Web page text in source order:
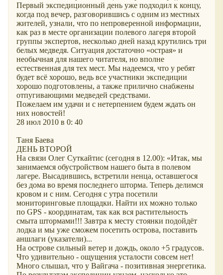
Первый экспедиционный день уже подходил к концу,
когда под вечер, разговорившись с одним из местных
жителей, узнали, что по непроверенной информации,
как раз в месте организации полевого лагеря второй
группы экспертов, несколько дней назад крутились три
белых медведя. Ситуация достаточно «острая» и
необычная для нашего читателя, но вполне
естественная для тех мест. Мы надеемся, что у ребят
будет всё хорошо, ведь все участники экспедиции
хорошо подготовлены, а также прилично снабжены
отпугивающими медведей средствами.
Пожелаем им удачи и с нетерпением будем ждать он
них новостей!
28 июл 2010 в 0: 40
Таня Баева
ДЕНЬ ВТОРОЙ
На связи Олег Суткайтис (сегодня в 12.00): «Итак, мы
занимаемся обустройством нашего быта в полевом
лагере. Высадившись, встретили ненца, оставшегося
без дома во время последнего шторма. Теперь делимся
кровом и с ним. Сегодня с утра посетили
мониторинговые площадки. Найти их можно только
по GPS - координатам, так как вся растительность
смыта штормами!!! Завтра к месту стоянки подойдёт
лодка и мы уже сможем посетить острова, поставить
аншлаги (указатели)...
На острове сильный ветер и дождь, около +5 градусов.
Что удивительно - ощущения усталости совсем нет!
Много слышал, что у Вайгача - позитивная энергетика.